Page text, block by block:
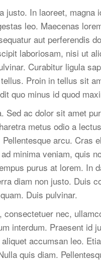
justo. In laoreet,
leo. Maecenas
aut perferendis
laboriosam, nisi ut
Curabitur ligula
Proin in tellus sit
quo minus id quod
Sed ac dolor sit amet
metus odio a
arcu. Cras
minima veniam, quis
purus at lorem. In
diam non justo. Duis
Duis pulvinar.
consectetuer nec,
interdum. Praesent id
accumsan leo.
quis diam.